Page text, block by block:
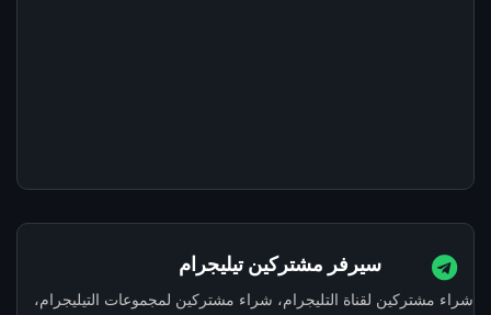
سيرفر مشتركين تيليجرام
شراء مشتركين لقناة التليجرام، شراء مشتركين لمجموعات التيليجرام،